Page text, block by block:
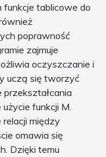
tablicowe do
poprawność
zajmuje
oczyszczanie i
uczą się tworzyć
funkcji M.
między
omawia się
Dzięki temu